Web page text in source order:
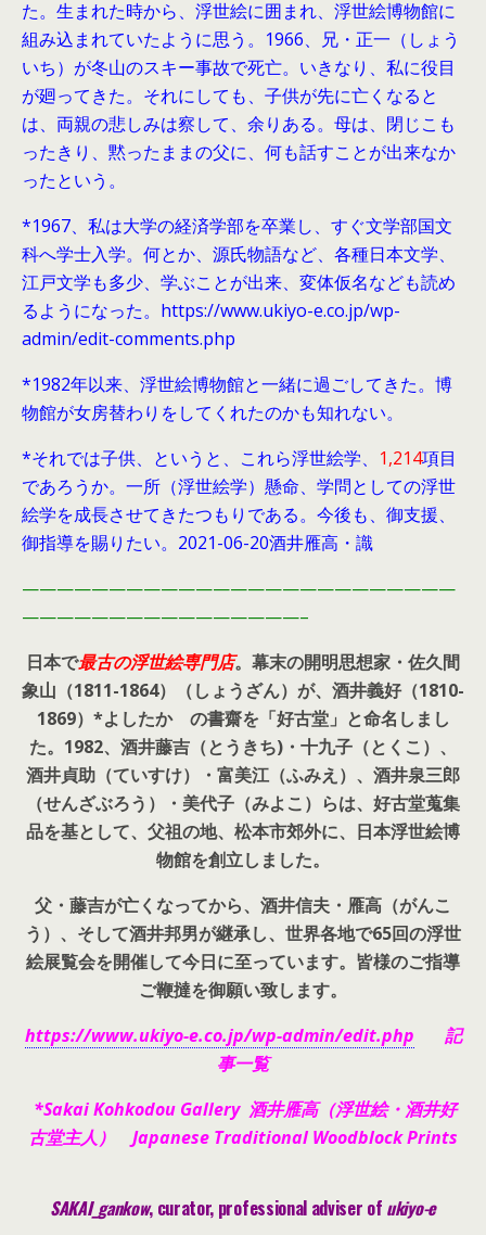
た。生まれた時から、浮世絵に囲まれ、浮世絵博物館に
組み込まれていたように思う。1966、兄・正一（しょう
いち）が冬山のスキー事故で死亡。いきなり、私に役目
が廻ってきた。それにしても、子供が先に亡くなると
は、両親の悲しみは察して、余りある。母は、閉じこも
ったきり、黙ったままの父に、何も話すことが出来なか
ったという。
*1967、私は大学の経済学部を卒業し、すぐ文学部国文
科へ学士入学。何とか、源氏物語など、各種日本文学、
江戸文学も多少、学ぶことが出来、変体仮名なども読め
るようになった。https://www.ukiyo-e.co.jp/wp-
admin/edit-comments.php
*1982年以来、浮世絵博物館と一緒に過ごしてきた。博
物館が女房替わりをしてくれたのかも知れない。
*それでは子供、というと、これら浮世絵学、 1,214項目
であろうか。一所（浮世絵学）懸命、学問としての浮世
絵学を成長させてきたつもりである。今後も、御支援、
御指導を賜りたい。2021-06-20酒井雁高・識
—————————————————————————
————————————————–
日本で最古の浮世絵専門店。幕末の開明思想家・ 佐久間
象山（1811-1864）（しょうざん）が、酒井義好（1810-
1869）*よしたか の書齋を「好古堂」と命名しまし
た。 1982、酒井藤吉（とうきち)・十九子（とくこ）、
酒井貞助（ていすけ）・富美江（ふみえ）、酒井泉三郎
（せんざぶろう）・美代子（みよこ）らは、好古堂蒐集
品を基として、父祖の地、松本市郊外に、日本浮世絵博
物館を創立しました。
父・藤吉が亡くなってから、酒井信夫・雁高（がんこ
う）、そして酒井邦男が継承し、世界各地で65回の浮世
絵展覧会を開催して今日に至っています。皆様のご指導
ご鞭撻を御願い致します。
https://www.ukiyo-e.co.jp/wp-admin/edit.php 記
事一覧
*Sakai Kohkodou Gallery 酒井雁高（浮世絵・酒井好
古堂主人） Japanese Traditional Woodblock Prints
SAKAI_gankow, curator, professional adviser of ukiyo-e